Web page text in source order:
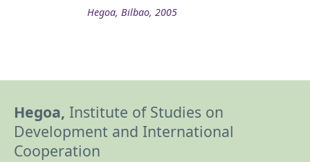
Hegoa, Bilbao, 2005
Hegoa, Institute of Studies on
Development and International
Cooperation